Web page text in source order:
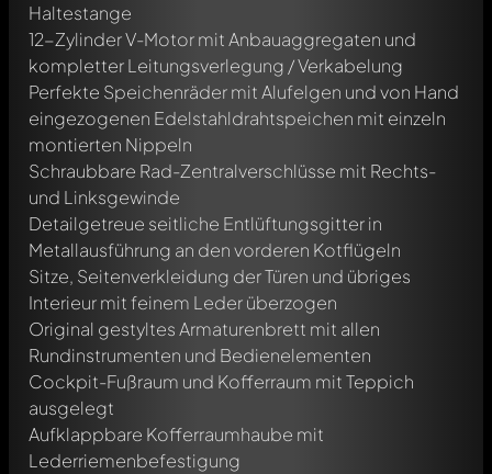
Haltestange
12-Zylinder V-Motor mit Anbauaggregaten und
kompletter Leitungsverlegung / Verkabelung
Perfekte Speichenräder mit Alufelgen und von Hand
eingezogenen Edelstahldrahtspeichen mit einzeln
montierten Nippeln
Schraubbare Rad-Zentralverschlüsse mit Rechts-
und Linksgewinde
Detailgetreue seitliche Entlüftungsgitter in
Metallausführung an den vorderen Kotflügeln
Sitze, Seitenverkleidung der Türen und übriges
Interieur mit feinem Leder überzogen
Original gestyltes Armaturenbrett mit allen
Rundinstrumenten und Bedienelementen
Cockpit-Fußraum und Kofferraum mit Teppich
ausgelegt
Aufklappbare Kofferraumhaube mit
Lederriemenbefestigung